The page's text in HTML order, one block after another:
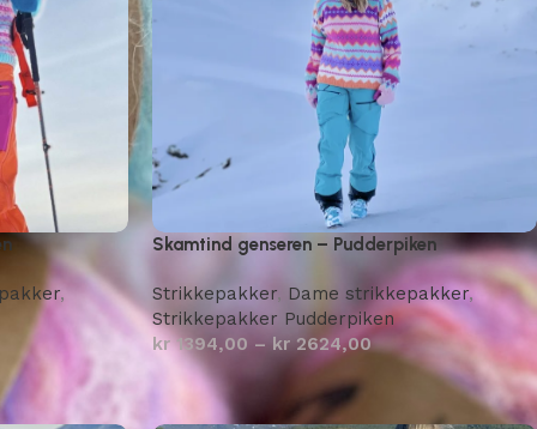
,
Skamtind genseren – Pudderpiken
Strikkepakker, Dame strikkepakker,
Strikkepakker Pudderpiken
kr1394,00 – kr2624,00